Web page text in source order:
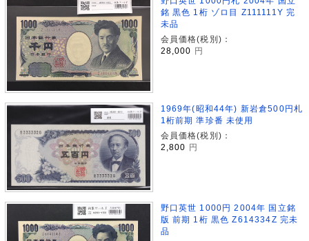
銘 黒色 1桁 ゾロ目 Z111111Y 完
未品
会員価格(税別)：
28,000 円
1969年(昭和44年) 新岩倉500円札
1桁前期 準珍番 未使用
会員価格(税別)：
2,800
円
野口英世 1000円 2004年 国立銘
版 前期 1桁 黒色 Z614334Z 完未
品